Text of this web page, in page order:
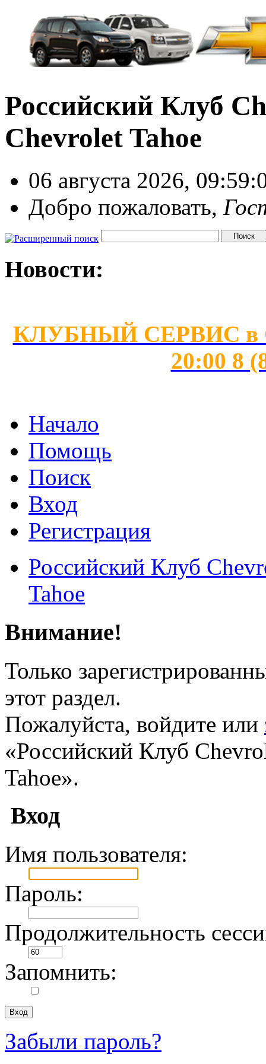
Российский Клуб
Chevrolet Tahoe
06 августа 2026,
Добро пожаловать,
Новости:
КЛУБНЫЙ СЕРВИС в
20:00 8
Начало
Помощь
Поиск
Вход
Регистрация
Российский Клуб
Tahoe
Внимание!
Только
этот раздел.
Пожалуйста, войдите или
«Российский Клуб
Tahoe».
Вход
Имя пользователя:
Пароль:
Продолжительность
Запомнить:
Забыли пароль?